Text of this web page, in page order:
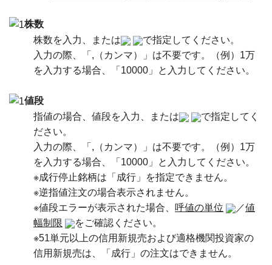
株数
株数を入力、または
で指定してください。
入力の際、「,（カンマ）」は不要です。（例）1万
を入力する場合、「10000」と入力してください。
値段
指値の場合、値段を入力、または
で指定してく
ださい。
入力の際、「,（カンマ）」は不要です。（例）1万
を入力する場合、「10000」と入力してください。
※成行停止銘柄は「成行」を指定できません。
※逆指値注文の場合表示されません。
※値段エラーが表示された場合、 呼値の単位 ／値
幅制限
をご確認ください。
※51単元以上の信用新規売および適格機関投資家の
信用新規売は、「成行」の注文はできません。